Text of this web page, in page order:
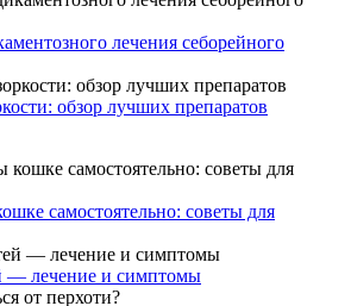
лечения себорейного
обзор лучших препаратов
самостоятельно: советы для
— лечение и симптомы